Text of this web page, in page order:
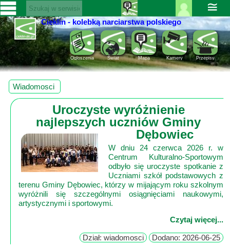
SERWISY
CIEKLIN-
SKI.PL
Wiadomości
Kultura
Fotorelacja
Pogoda
Narty
Zaloguj
się ››
Rejestracja
Pomoc
≅
Cieklin - kolebką narciarstwa polskiego
Przepisy
Kamery
Mapa
Świat
Ogloszenia
Wiadomosci
Uroczyste wyróżnienie
najlepszych uczniów Gminy
Dębowiec
W dniu 24 czerwca 2026 r. w
Centrum Kulturalno-Sportowym
odbyło się uroczyste spotkanie z
Uczniami szkół podstawowych z
terenu Gminy Dębowiec, którzy w mijającym roku szkolnym
wyróżnili się szczególnymi osiągnięciami naukowymi,
artystycznymi i sportowymi.
Czytaj więcej...
Dział: wiadomosci Dodano: 2026-06-25